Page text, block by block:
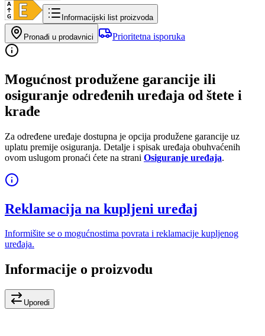
Informacijski list proizvoda
Pronađi u prodavnici Prioritetna isporuka
Mogućnost produžene garancije ili
osiguranje određenih uređaja od štete i
krađe
Za određene uređaje dostupna je opcija produžene garancije uz
uplatu premije osiguranja. Detalje i spisak uređaja obuhvaćenih
ovom uslugom pronaći ćete na strani Osiguranje uređaja.
Reklamacija na kupljeni uređaj
Informišite se o mogućnostima povrata i reklamacije kupljenog
uređaja.
Informacije o proizvodu
Uporedi